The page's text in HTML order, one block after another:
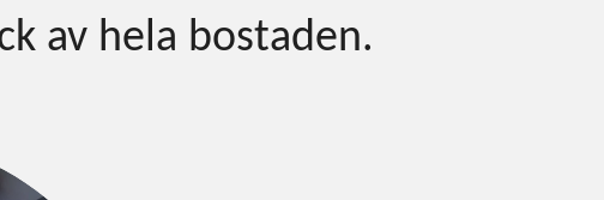
av hela bostaden.